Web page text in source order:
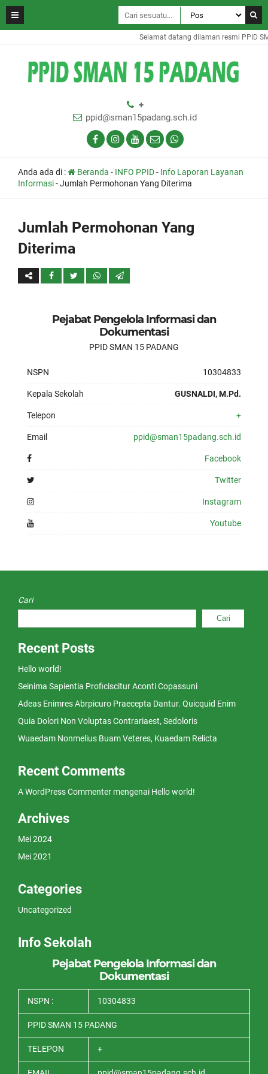
Selamat datang dilaman resmi PPID
+
ppid@sman15padang.sch.id
Anda ada di : Beranda - INFO PPID- Info Laporan Layanan
Informasi-Jumlah Permohonan Yang Diterima
Jumlah Permohonan Yang
Diterima
Pejabat Pengelola Informasi dan
Dokumentasi
PPID SMAN 15 PADANG
NSPN 10304833
Kepala Sekolah GUSNALDI, M.Pd.
Telepon +
Email ppid@sman15padang.sch.id
Facebook
Twitter
Instagram
Youtube
Cari
Cari
Recent Posts
Hello world!
Seinima Sapientia Proficiscitur Aconti Copassuni
Adeas Enimres Abrpicuro Praecepta Dantur. Quicquid Enim
Quia Dolori Non Voluptas Contrariaest, Sedoloris
Wuaedam Nonmelius Buam Veteres, Kuaedam Relicta
Recent Comments
A WordPress Commenter mengenai Hello world!
Archives
Mei 2024
Mei 2021
Categories
Uncategorized
Info Sekolah
Pejabat Pengelola Informasi dan
Dokumentasi
NSPN : 10304833
PPID SMAN 15 PADANG
TELEPON +